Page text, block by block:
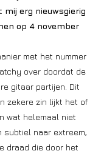
mij erg nieuwsgierig
op 4 november
met het nummer
over doordat de
gitaar partijen. Dit
zekere zin lijkt het of
wat helemaal niet
subtiel naar extreem,
draad die door het